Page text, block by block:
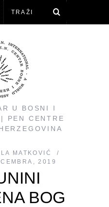
U BOSNI I
PEN CENTRE
MATKOVIĆ
2019
BOG